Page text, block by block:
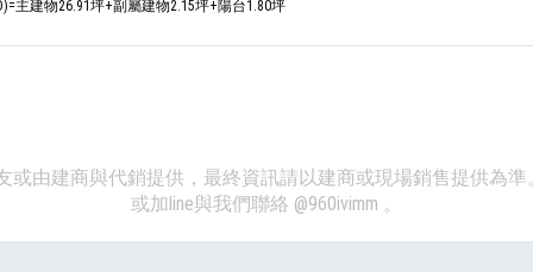
主建物26.91坪+副屬建物2.15坪+陽台1.80坪
或由建商與代銷提供，最終資訊請以建商或現場銷售提供為
或加line與我們聯絡 @960ivimm 。